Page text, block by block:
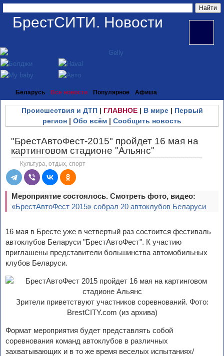
БрестСИТИ. Новости
Беларусь Все новости Популярное Афиша
Происшествия и ДТП| ГЛАВНОЕ| В мире| Первый
регион | Обо всём | Сообщить новость
"БрестАвтоФест-2015" пройдет 16 мая на
картинговом стадионе "Альянс"
Культура, отдых, спорт
Мероприятие состоялось. Смотреть фото, видео:
«БрестАвтоФест 2015» собрал 20 автоклубов Беларуси
16 мая в Бресте уже в четвертый раз состоится фестиваль
автоклубов Беларуси "БрестАвтоФест". К участию
приглашены представители большинства автомобильных
клубов Беларуси.
Зрители приветствуют участников соревнований. Фото:
BrestCITY.com (из архива)
Формат мероприятия будет представлять собой
соревнования команд автоклубов в различных
захватывающих и в то же время веселых испытаниях/